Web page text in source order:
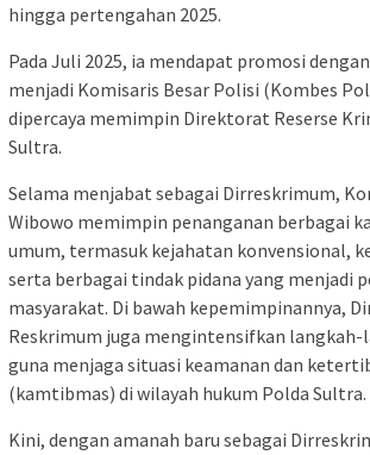
hingga pertengahan 2025.
Pada Juli 2025, ia mendapat promosi
menjadi Komisaris Besar Polisi (Kombes
dipercaya memimpin Direktorat Reserse
Sultra.
Selama menjabat sebagai Dirreskrimum,
Wibowo memimpin penanganan berbagai
umum, termasuk kejahatan konvensional,
serta berbagai tindak pidana yang menjadi
masyarakat. Di bawah kepemimpinannya,
Reskrimum juga mengintensifkan
guna menjaga situasi keamanan dan
(kamtibmas) di wilayah hukum Polda Sultra.
Kini, dengan amanah baru sebagai